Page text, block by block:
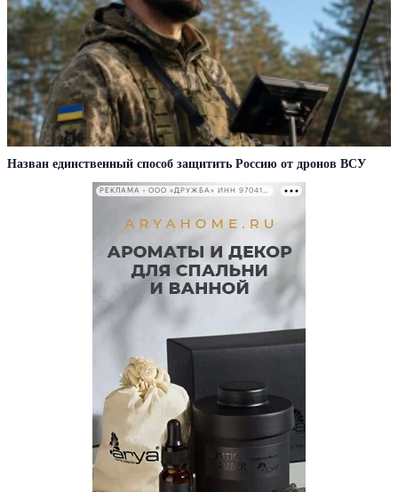
Назван единственный способ защитить Россию от дронов ВСУ
РЕКЛАМА • ООО «ДРУЖБА» ИНН 9704146411